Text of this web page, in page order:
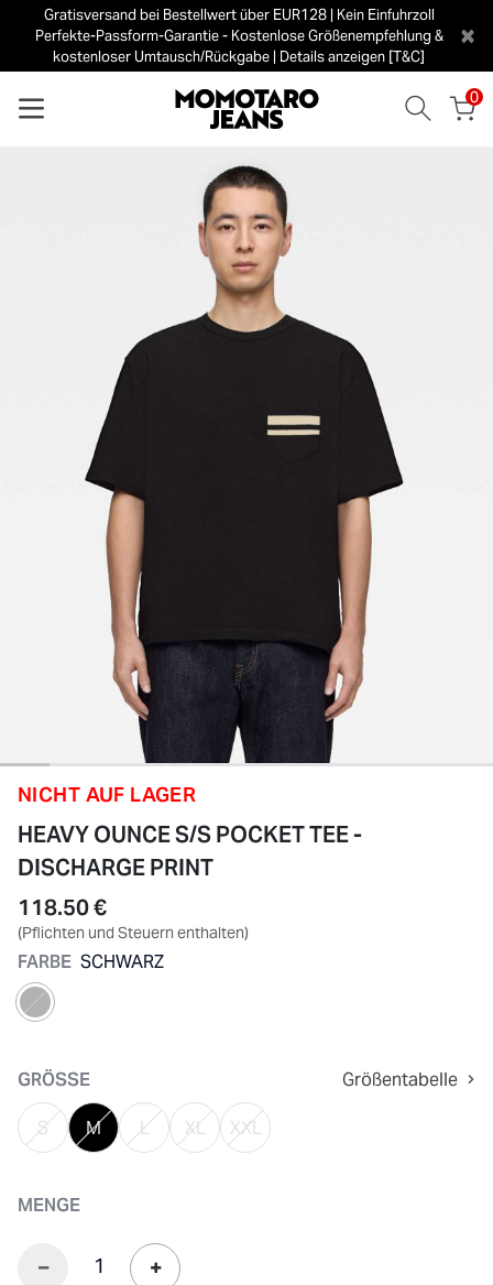
Gratisversand bei Bestellwert über EUR128 | Kein Einfuhrzoll
Perfekte-Passform-Garantie - Kostenlose Größenempfehlung &
kostenloser Umtausch/Rückgabe | Details anzeigen [T&C]
×
0
NICHT AUF LAGER
HEAVY OUNCE S/S POCKET TEE -
DISCHARGE PRINT
118.50 €
(Pflichten und Steuern enthalten)
FARBE SCHWARZ
GRÖSSE
Größentabelle
S M L XL XXL
MENGE